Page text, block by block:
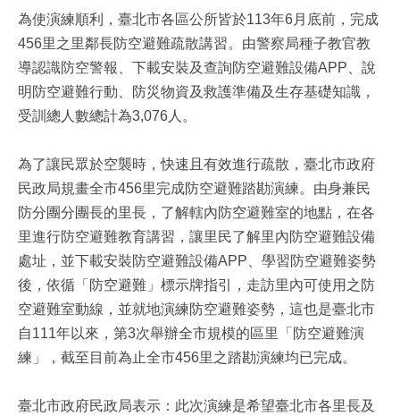
為使演練順利，臺北市各區公所皆於113年6月底前，完成
456里之里鄰長防空避難疏散講習。由警察局種子教官教
導認識防空警報、下載安裝及查詢防空避難設備APP、說
明防空避難行動、防災物資及救護準備及生存基礎知識，
受訓總人數總計為3,076人。
為了讓民眾於空襲時，快速且有效進行疏散，臺北市政府
民政局規畫全市456里完成防空避難踏勘演練。由身兼民
防分團分團長的里長，了解轄內防空避難室的地點，在各
里進行防空避難教育講習，讓里民了解里內防空避難設備
處址，並下載安裝防空避難設備APP、學習防空避難姿勢
後，依循「防空避難」標示牌指引，走訪里內可使用之防
空避難室動線，並就地演練防空避難姿勢，這也是臺北市
自111年以來，第3次舉辦全市規模的區里「防空避難演
練」，截至目前為止全市456里之踏勘演練均已完成。
臺北市政府民政局表示：此次演練是希望臺北市各里長及